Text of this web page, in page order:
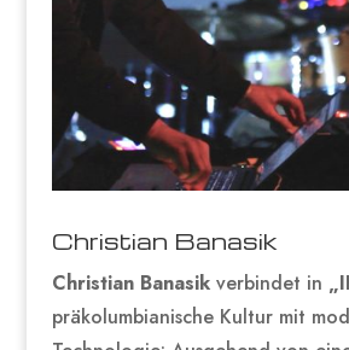
Christian Banasik
Christian Banasikverbindet in
präkolumbianische Kultur mit